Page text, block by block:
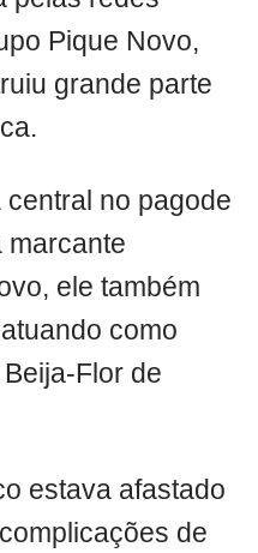
Pique Novo,
grande parte
central no pagode
marcante
ele também
como
Flor de
estava afastado
de